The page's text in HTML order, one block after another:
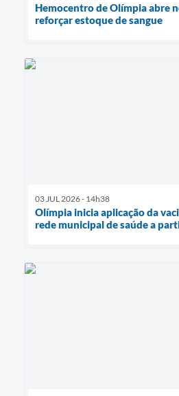
Hemocentro de Olímpia abre
reforçar estoque de sangue
03 JUL 2026 - 14h38
Olímpia inicia aplicação da
rede municipal de saúde a